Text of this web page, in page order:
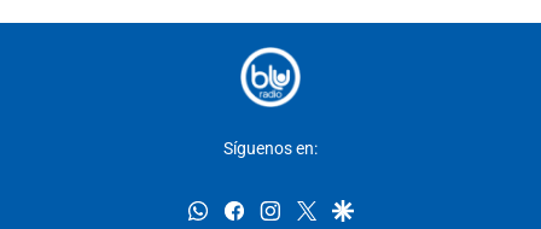
Síguenos en:
whatsappfacebookinstagram
twittergoogle